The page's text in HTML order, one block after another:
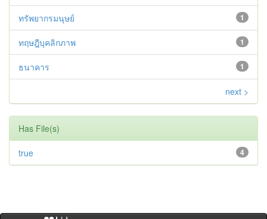
1
ทรัพยากรมนุษย์
1
ทฤษฎีบุคลิกภาพ
1
ธนาคาร
next >
Has File(s)
4
true